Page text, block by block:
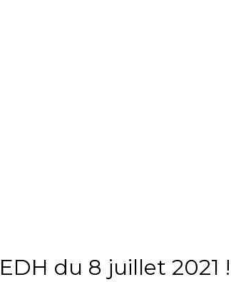
du 8 juillet 2021 !